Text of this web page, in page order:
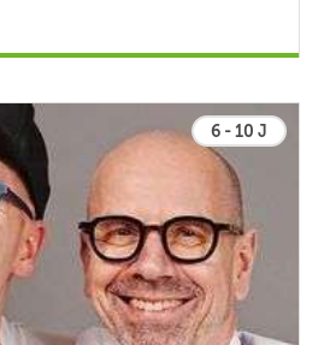
6 - 10 J